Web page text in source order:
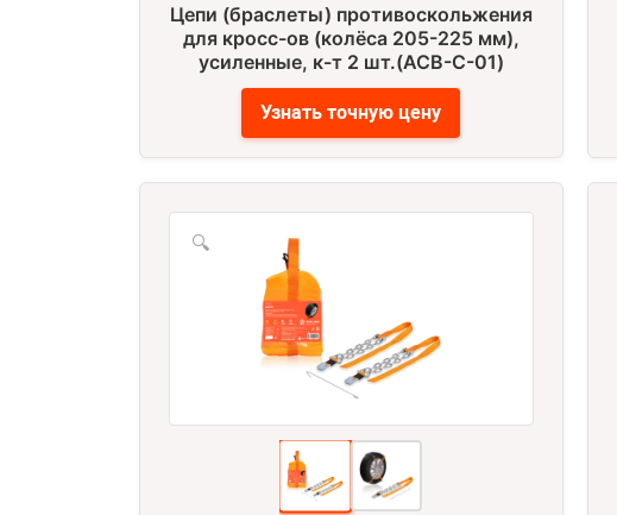
Цепи (браслеты) противоскольжения
для кросс-ов (колёса 205-225 мм),
усиленные, к-т 2 шт.(ACB-C-01)
Узнать точную цену
🔍